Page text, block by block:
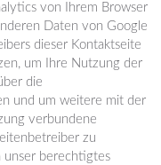
von Ihrem Browser
Daten von Google
dieser Kontaktseite
um Ihre Nutzung der
die
und um weitere mit der
verbundene
zu
unser berechtigtes